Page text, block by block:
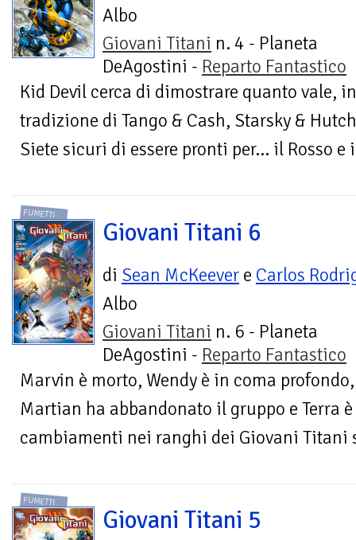
Albo
Giovani Titani n. 4 - Planeta
DeAgostini - Reparto Fantastico
Kid Devil cerca di dimostrare quanto vale,
tradizione di Tango & Cash, Starsky &
Siete sicuri di essere pronti per… il Rosso e
FUMETTI
Giovani Titani 6
di Sean McKeever e Carlos
Albo
Giovani Titani n. 6 - Planeta
DeAgostini - Reparto Fantastico
Marvin è morto, Wendy è in coma
Martian ha abbandonato il gruppo e Terra
cambiamenti nei ranghi dei Giovani Titani
FUMETTI
Giovani Titani 5